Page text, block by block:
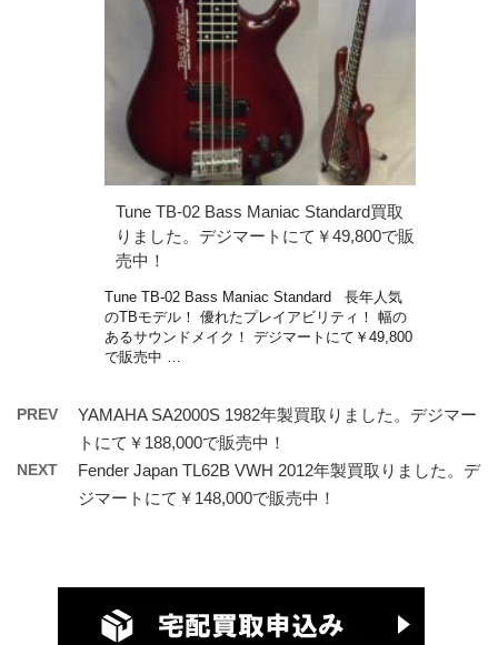
Tune TB-02 Bass Maniac Standard買取
りました。デジマートにて￥49,800で販
売中！
Tune TB-02 Bass Maniac Standard 長年人気
のTBモデル！ 優れたプレイアビリティ！ 幅の
あるサウンドメイク！ デジマートにて￥49,800
で販売中 …
PREV
YAMAHA SA2000S 1982年製買取りました。デジマー
トにて￥188,000で販売中！
NEXT
Fender Japan TL62B VWH 2012年製買取りました。デ
ジマートにて￥148,000で販売中！